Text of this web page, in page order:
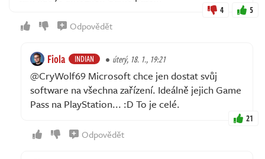
4 5
Odpovědět
Fiola INDIAN úterý, 18. 1., 19:21
@CryWolf69 Microsoft chce jen dostat svůj
software na všechna zařízení. Ideálně jejich Game
Pass na PlayStation... :D To je celé.
21
Odpovědět